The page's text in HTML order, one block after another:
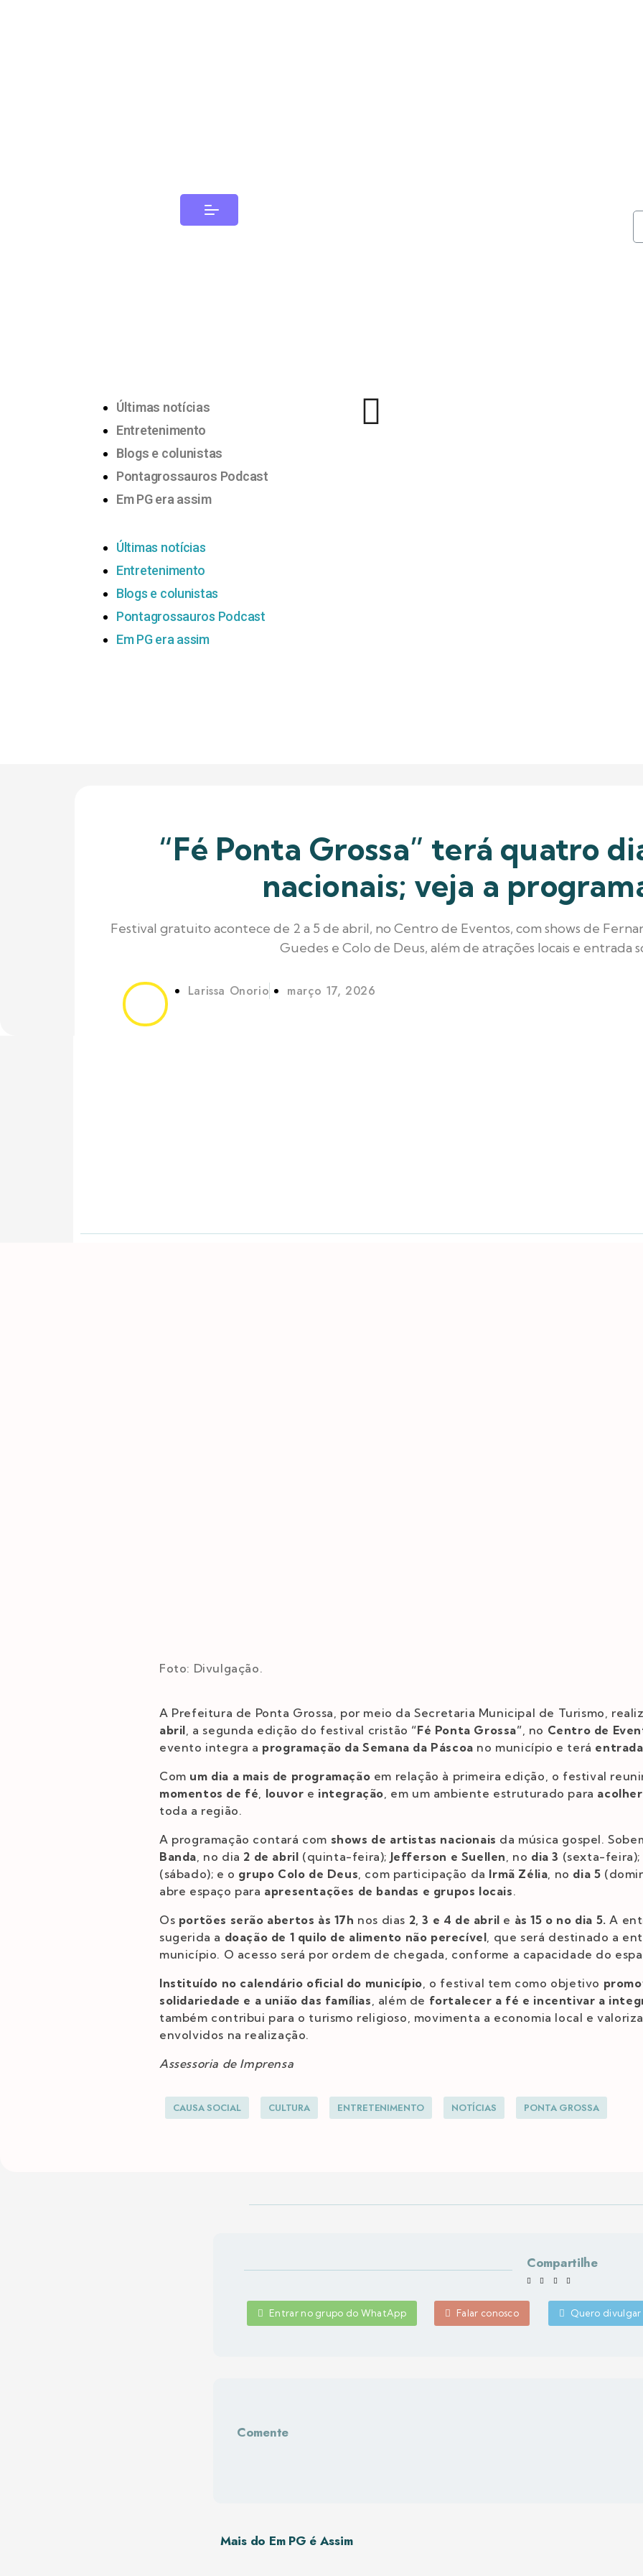
Últimas notícias
Entretenimento
Blogs e colunistas
Pontagrossauros Podcast
Em PG era assim
Últimas notícias
Entretenimento
Blogs e colunistas
Pontagrossauros Podcast
Em PG era assim
“Fé Ponta Grossa” terá quatro
nacionais; veja a
Festival gratuito acontece de 2 a 5 de abril, no Centro de Eventos, com shows de
Guedes e Colo de Deus, além de atrações locais e entrada
Larissa Onorio março 17, 2026
Foto: Divulgação.
A Prefeitura de Ponta Grossa, por meio da Secretaria Municipal de Turismo,
abril, a segunda edição do festival cristão “Fé Ponta Grossa”, no Centro de
evento integra a programação da Semana da Páscoa no município e terá
Com um dia a mais de programação em relação à primeira edição, o festival
momentos de fé, louvor e integração, em um ambiente estruturado para
toda a região.
A programação contará com shows de artistas nacionais da música gospel.
Banda, no dia 2 de abril (quinta-feira); Jefferson e Suellen, no dia 3 (sexta-feira);
(sábado); e o grupo Colo de Deus, com participação da Irmã Zélia, no dia 5
abre espaço para apresentações de bandas e grupos locais.
Os portões serão abertos às 17h nos dias 2, 3 e 4 de abril e às 15 o no dia 5. A
sugerida a doação de 1 quilo de alimento não perecível, que será destinado a
município. O acesso será por ordem de chegada, conforme a capacidade do
Instituído no calendário oficial do município, o festival tem como objetivo
solidariedade e a união das famílias, além de fortalecer a fé e incentivar a
também contribui para o turismo religioso, movimenta a economia local e
envolvidos na realização.
Assessoria de Imprensa
CAUSA SOCIAL CULTURA ENTRETENIMENTO NOTÍCIAS PONTA GROSSA
Compartilhe
Entrar no grupo do WhatApp Falar conosco Quero divulgar
Comente
Mais do Em PG é Assim